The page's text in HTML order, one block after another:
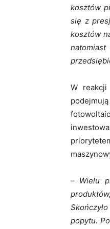
kosztów
się z
kosztów
natomiast
W
– Wielu
popytu.